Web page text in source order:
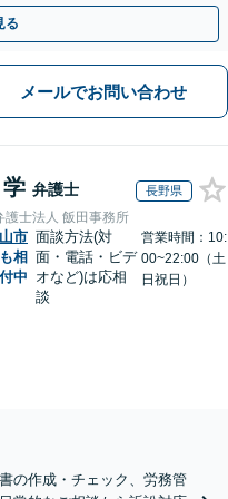
相談可】
る
メールでお問い合わせ
弁護士 長野県
護士法人 飯田事務所
市
相
中
面談方法(対
面・電話・ビデ
オなど)は応相
談
営業時間：10:
00~22:00（土
日祝日）
の作成・チェック、労務管